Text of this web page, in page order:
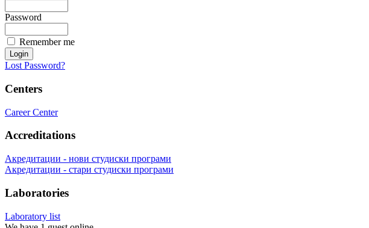
Password
Remember me
Lost Password?
Centers
Career Center
Accreditations
Акредитации - нови студиски програми
Акредитации - стари студиски програми
Laboratories
Laboratory list